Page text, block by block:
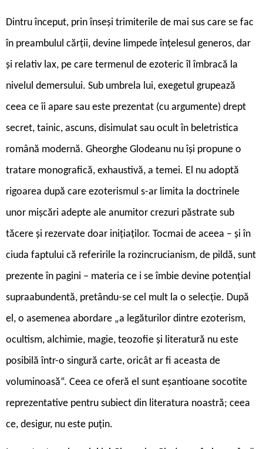
Dintru început, prin înseși trimiterile de mai sus care se fac
în preambulul cărții, devine limpede înțelesul generos, dar
și relativ lax, pe care termenul de ezoteric îl îmbracă la
nivelul demersului. Sub umbrela lui, exegetul grupează
ceea ce îi apare sau este prezentat (cu argumente) drept
secret, tainic, ascuns, disimulat sau ocult în beletristica
română modernă. Gheorghe Glodeanu nu își propune o
tratare monografică, exhaustivă, a temei. El nu adoptă
rigoarea după care ezoterismul s-ar limita la doctrinele
unor mișcări adepte ale anumitor crezuri păstrate sub
tăcere și rezervate doar inițiaților. Tocmai de aceea – și în
ciuda faptului că referirile la rozincrucianism, de pildă, sunt
prezente în pagini – materia ce i se îmbie devine potențial
supraabundentă, pretându-se cel mult la o selecție. După
el, o asemenea abordare „a legăturilor dintre ezoterism,
ocultism, alchimie, magie, teozofie și literatură nu este
posibilă într-o singură carte, oricât ar fi aceasta de
voluminoasă“. Ceea ce oferă el sunt eșantioane socotite
reprezentative pentru subiect din literatura noastră; ceea
ce, desigur, nu este puțin.